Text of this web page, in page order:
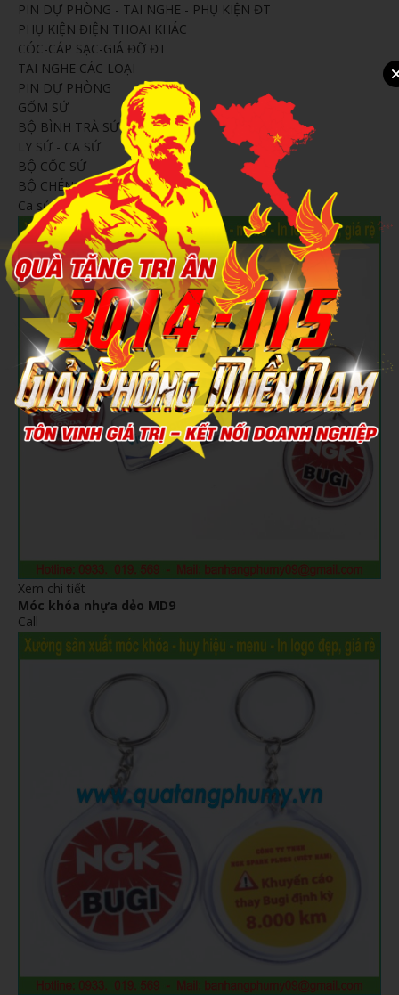
PIN DỰ PHÒNG - TAI NGHE - PHỤ KIỆN ĐT
PHỤ KIỆN ĐIỆN THOẠI KHÁC
CÓC-CÁP SẠC-GIÁ ĐỠ ĐT
TAI NGHE CÁC LOẠI
PIN DỰ PHÒNG
GỐM SỨ
BỘ BÌNH TRÀ SỨ
LY SỨ - CA SỨ
BỘ CỐC SỨ
BỘ CHÉN SỨ
Ca sứ
Xem chi tiết
Móc khóa nhựa dẻo MD9
Call